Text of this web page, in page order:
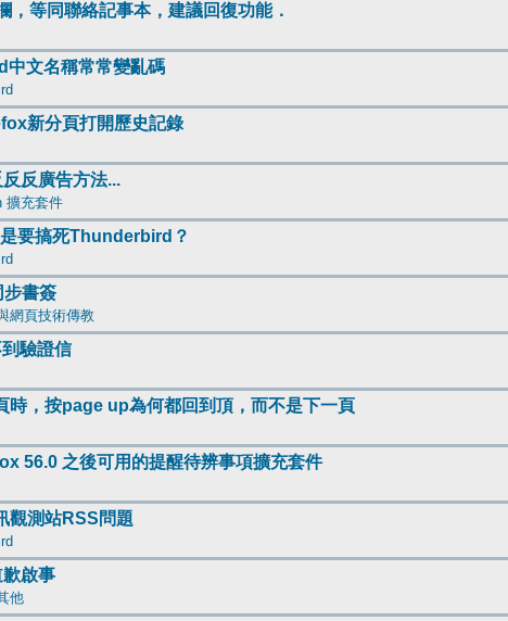
，等同聯絡記事本，建議回復功能．
文名稱常常變亂碼
新分頁打開歷史記錄
反廣告方法...
擴充套件
要搞死Thunderbird？
步書簽
網頁技術傳教
驗證信
時，按page up為何都回到頂，而不是下一頁
56.0 之後可用的提醒待辨事項擴充套件
觀測站RSS問題
歉啟事
他